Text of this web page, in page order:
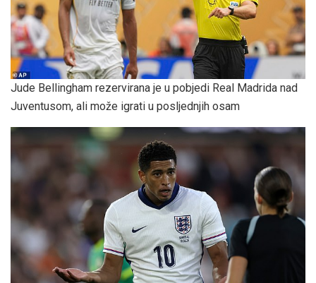
Jude Bellingham rezervirana je u pobjedi Real Madrida nad
Juventusom, ali može igrati u posljednjih osam